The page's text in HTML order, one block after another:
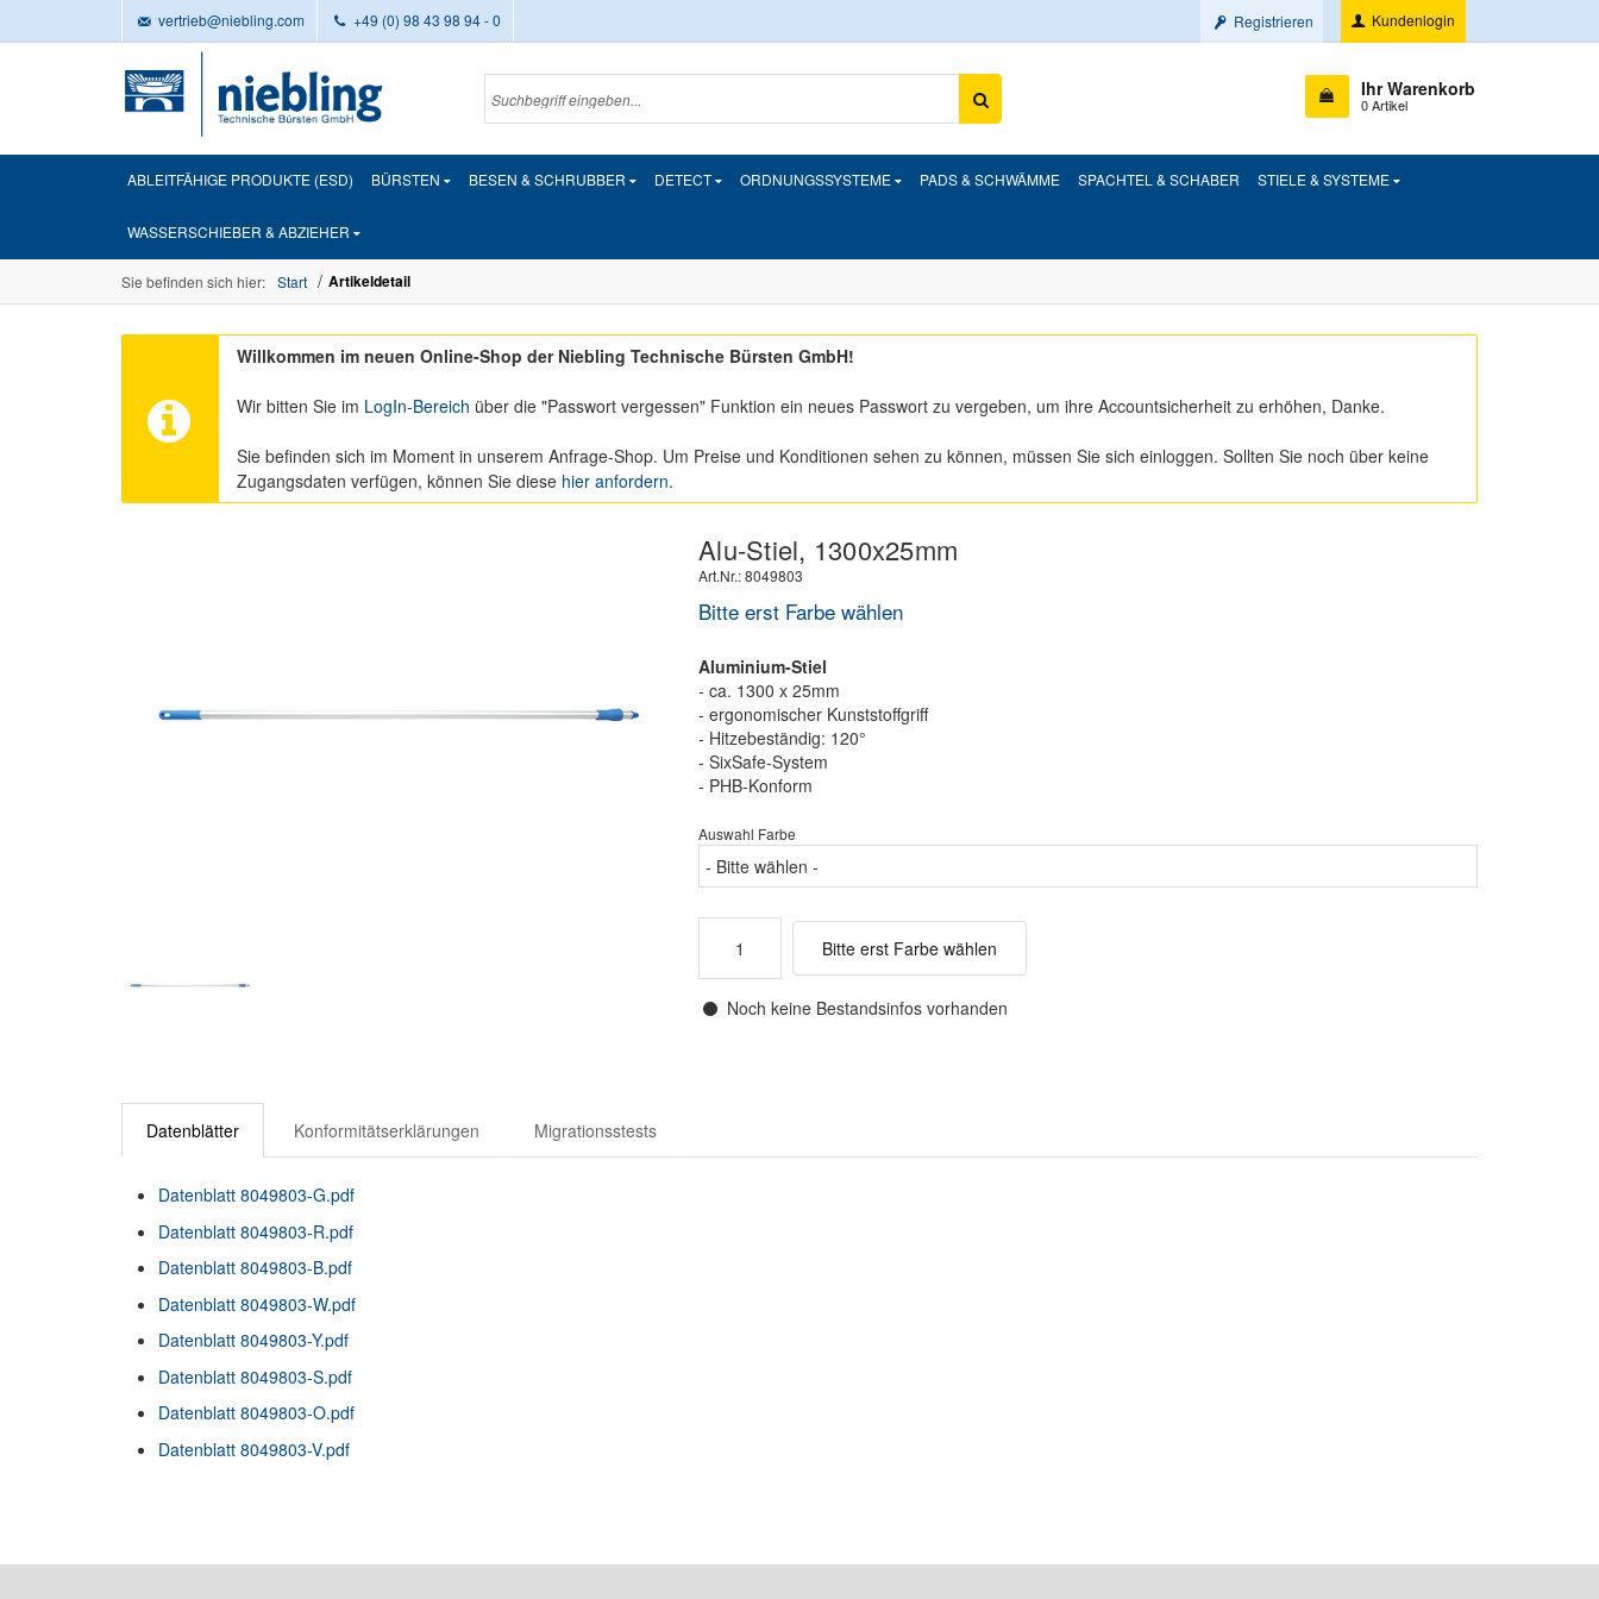
vertrieb@niebling.com +49 (0) 98 43 98 94 - 0 Registrieren Kundenlogin
Ihr Warenkorb
0 Artikel
ABLEITFÄHIGE PRODUKTE (ESD) BÜRSTEN BESEN & SCHRUBBER DETECT ORDNUNGSSYSTEME PADS & SCHWÄMME SPACHTEL & SCHABER STIELE & SYSTEME
WASSERSCHIEBER & ABZIEHER
Sie befinden sich hier: Start Artikeldetail
Willkommen im neuen Online-Shop der Niebling Technische Bürsten GmbH!
Wir bitten Sie im LogIn-Bereich über die "Passwort vergessen" Funktion ein neues Passwort zu vergeben, um ihre Accountsicherheit zu erhöhen, Danke.
Sie befinden sich im Moment in unserem Anfrage-Shop. Um Preise und Konditionen sehen zu können, müssen Sie sich einloggen. Sollten Sie noch über keine
Zugangsdaten verfügen, können Sie diese hier anfordern.
Alu-Stiel, 1300x25mm
Art.Nr.: 8049803
Bitte erst Farbe wählen
Aluminium-Stiel
- ca. 1300 x 25mm
- ergonomischer Kunststoffgriff
- Hitzebeständig: 120°
- SixSafe-System
- PHB-Konform
Auswahl Farbe
Bitte erst Farbe wählen
Noch keine Bestandsinfos vorhanden
Datenblätter Konformitätserklärungen Migrationsstests
Datenblatt 8049803-G.pdf
Datenblatt 8049803-R.pdf
Datenblatt 8049803-B.pdf
Datenblatt 8049803-W.pdf
Datenblatt 8049803-Y.pdf
Datenblatt 8049803-S.pdf
Datenblatt 8049803-O.pdf
Datenblatt 8049803-V.pdf